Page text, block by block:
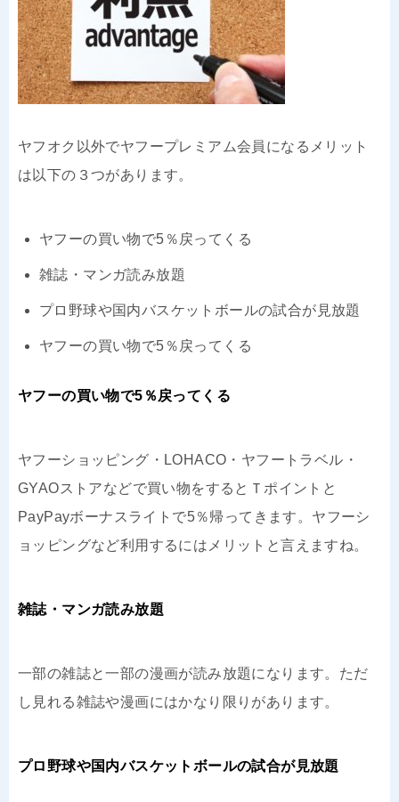
ヤフオク以外でヤフープレミアム会員になるメリット
は以下の３つがあります。
ヤフーの買い物で5％戻ってくる
雑誌・マンガ読み放題
プロ野球や国内バスケットボールの試合が見放題
ヤフーの買い物で5％戻ってくる
ヤフーの買い物で5％戻ってくる
ヤフーショッピング・LOHACO・ヤフートラベル・
GYAOストアなどで買い物をするとＴポイントと
PayPayボーナスライトで5％帰ってきます。ヤフーシ
ョッピングなど利用するにはメリットと言えますね。
雑誌・マンガ読み放題
一部の雑誌と一部の漫画が読み放題になります。ただ
し見れる雑誌や漫画にはかなり限りがあります。
プロ野球や国内バスケットボールの試合が見放題